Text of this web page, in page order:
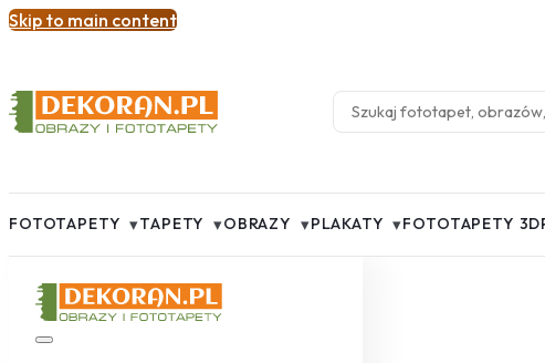
Skip to main content
FOTOTAPETY ▾TAPETY ▾OBRAZY ▾PLAKATY ▾FOTOTAPETY 3D